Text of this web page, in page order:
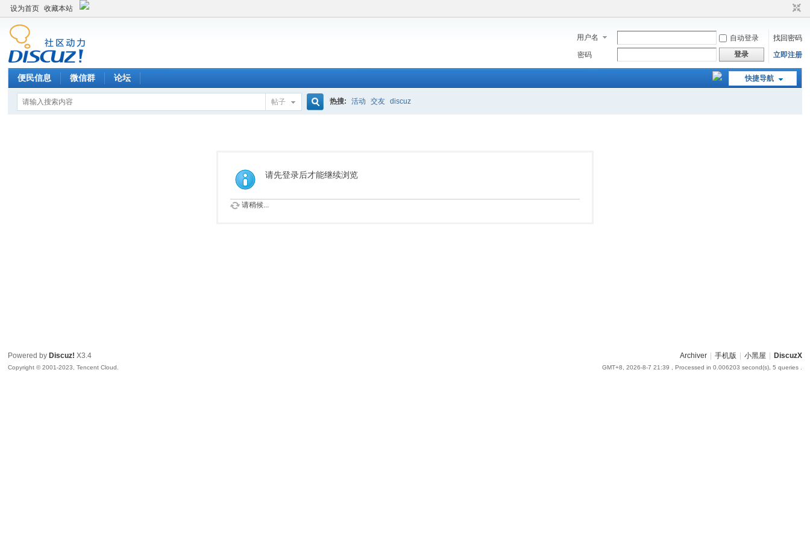
设为首页 收藏本站
用户名 自动登录
找回密码
密码
登录 立即注册
快捷导航
便民信息 微信群 论坛
帖子
索
热搜: 活动 交友 discuz
请先登录后才能继续浏览
请稍候...
Archiver 手机版 小黑屋 DiscuzX
GMT+8, 2026-8-7 21:39 , Processed in 0.006203 second(s), 5 queries .
Powered by Discuz! X3.4
Copyright © 2001-2023, Tencent Cloud.